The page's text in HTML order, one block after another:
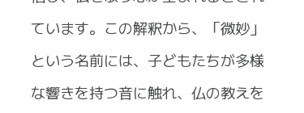
ています。この解釈から、「微妙」
という名前には、子どもたちが多様
な響きを持つ音に触れ、仏の教えを